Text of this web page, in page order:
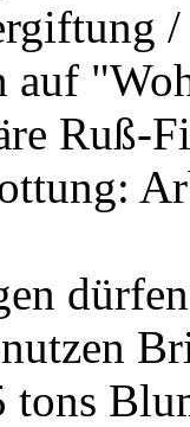
auf
Ruß-